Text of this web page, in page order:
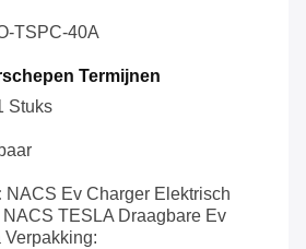
TSPC-40A
Termijnen
Stuks
NACS Ev Charger Elektrisch
TESLA Draagbare Ev
Verpakking: